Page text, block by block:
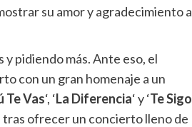
su amor y agradecimiento a
y pidiendo más. Ante eso, el
con un gran homenaje a un
Te Vas‘, ‘La Diferencia‘ y ‘Te Sigo
tras ofrecer un concierto lleno de